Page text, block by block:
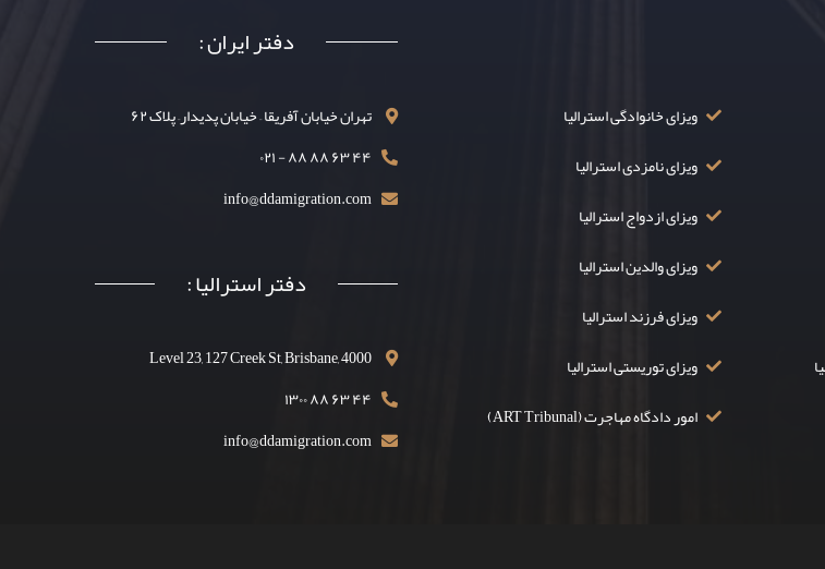
ویزای خانوادگی استرالیا
ویزای نامزدی استرالیا
ویزای ازدواج استرالیا
ویزای والدین استرالیا
ویزای فرزند استرالیا
ویزای توریستی استرالیا
امور دادگاه مهاجرت (ART Tribunal)
دفتر ایران :
تهران خیابان آفریقا – خیابان پدیدار– پلاک ۶۲
۴۴ ۶۳ ۸۸ ۸۸ - ۰۲۱
info@ddamigration.com
دفتر استرالیا :
Level 23, 127 Creek St, Brisbane, 4000
۴۴ ۶۳ ۸۸ ۱۳۰۰
info@ddamigration.com